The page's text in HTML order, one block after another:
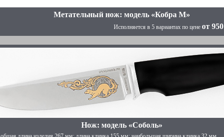
Метательный нож: модель «Кобра М»
Исполняется в 5 вариантах по цене от 950
Нож: модель «Соболь»